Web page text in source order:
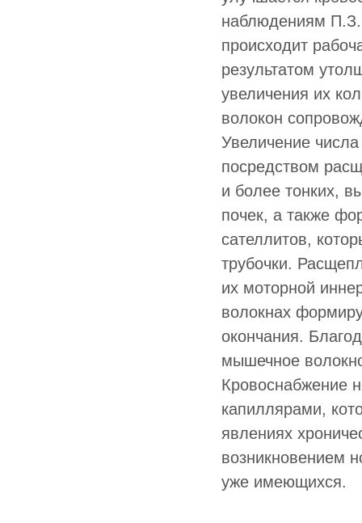
наблюдениям П.З.
происходит
результатом
увеличения их
волокон
Увеличение
посредством
и более тонких,
почек, а также
сателлитов,
трубочки.
их моторной
волокнах
окончания.
мышечное
Кровоснабжение
капиллярами,
явлениях
возникновением
уже имеющихся.